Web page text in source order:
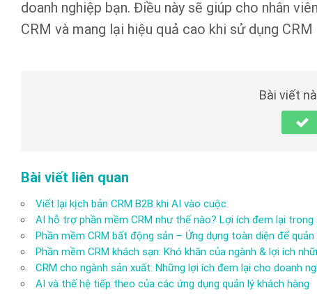
doanh nghiệp bạn. Điều này sẽ giúp cho nhân
CRM và mang lại hiệu quả cao khi sử dụng
Bài viết
Bài viết liên quan
Viết lại kịch bản CRM B2B khi AI vào cuộc
AI hỗ trợ phần mềm CRM như thế nào? Lợi ích đem lại trong
Phần mềm CRM bất động sản – Ứng dụng toàn diện để quản
Phần mềm CRM khách sạn: Khó khăn của ngành & lợi ích
CRM cho ngành sản xuất: Những lợi ích đem lại cho doanh
AI và thế hệ tiếp theo của các ứng dụng quản lý khách hàng